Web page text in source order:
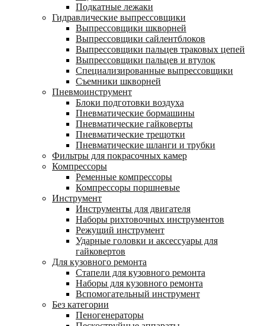
Подкатные лежаки
Гидравлические выпрессовщики
Выпрессовщики шкворней
Выпрессовщики сайлентблоков
Выпрессовщики пальцев траковых цепей
Выпрессовщики пальцев и втулок
Специализированные выпрессовщики
Cъемники шкворней
Пневмоинструмент
Блоки подготовки воздуха
Пневматические бормашины
Пневматические гайковерты
Пневматические трещотки
Пневматические шланги и трубки
Фильтры для покрасочных камер
Компрессоры
Ременные компрессоры
Компрессоры поршневые
Инструмент
Инструменты для двигателя
Наборы рихтовочных инструментов
Режущий инструмент
Ударные головки и аксессуары для
гайковертов
Для кузовного ремонта
Стапели для кузовного ремонта
Наборы для кузовного ремонта
Вспомогательный инструмент
Без категории
Пеногенераторы